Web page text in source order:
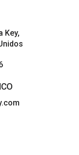
Key,